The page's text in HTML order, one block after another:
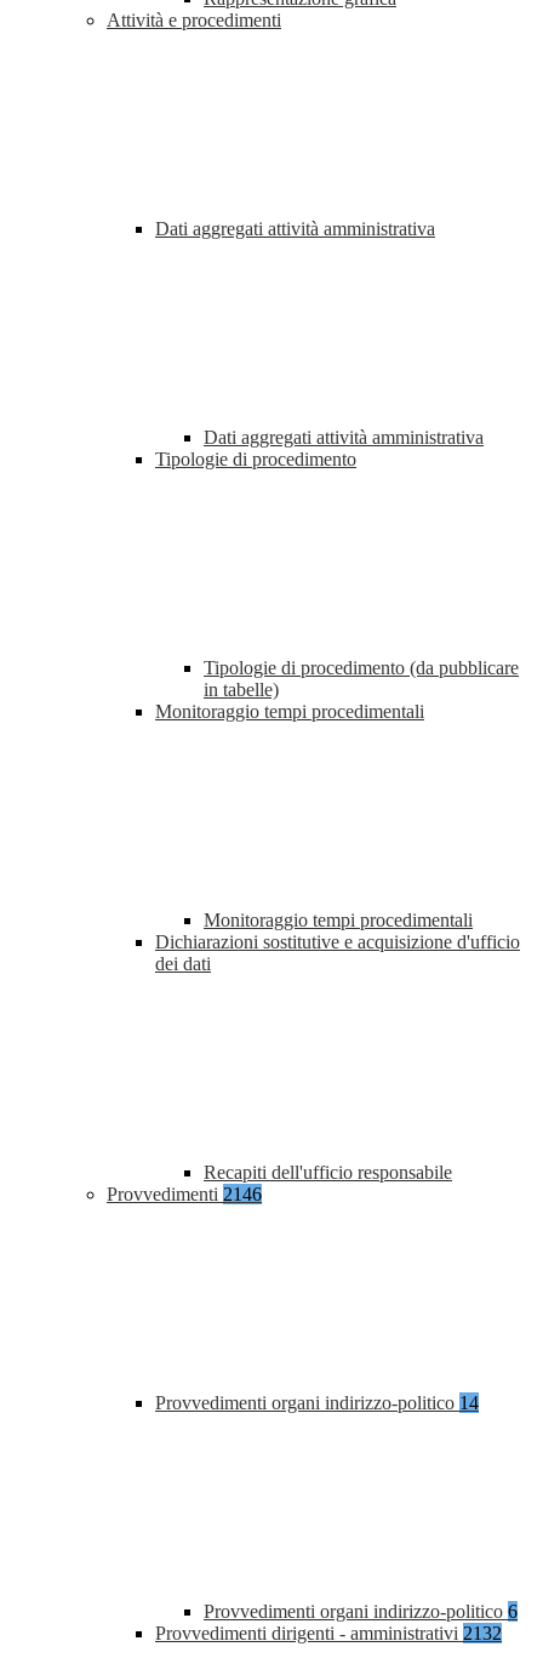
Attività e procedimenti
Dati aggregati attività amministrativa
Dati aggregati attività amministrativa
Tipologie di procedimento
Tipologie di procedimento (da pubblicare
in tabelle)
Monitoraggio tempi procedimentali
Monitoraggio tempi procedimentali
Dichiarazioni sostitutive e acquisizione d'ufficio
dei dati
Recapiti dell'ufficio responsabile
Provvedimenti 2146
Provvedimenti organi indirizzo-politico 14
Provvedimenti organi indirizzo-politico 6
Provvedimenti dirigenti - amministrativi 2132